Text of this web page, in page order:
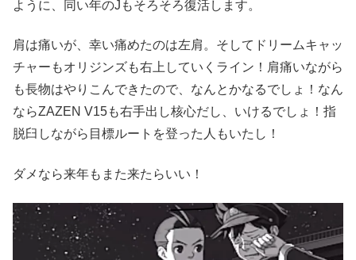
ように、同い年のJもそろそろ復活します。
肩は痛いが、幸い痛めたのは左肩。そしてドリームキャッ
チャーもオリジンズも右上していくライン！肩痛いながら
も長物はやりこんできたので、なんとかなるでしょ！なん
ならZAZEN V15も右手出し核心だし、いけるでしょ！指
脱臼しながら目標ルートを登った人もいたし！
ダメなら来年もまた来たらいい！